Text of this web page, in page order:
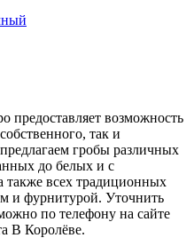
предоставляет возможность
так и
гробы различных
до белых и с
также всех традиционных
и фурнитурой. Уточнить
по телефону на сайте
В Королёве.